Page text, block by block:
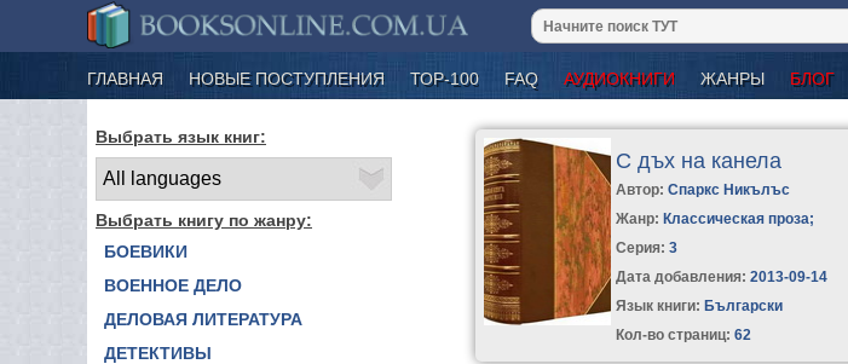
ГЛАВНАЯ НОВЫЕ ПОСТУПЛЕНИЯ ТОР-100 FAQ АУДИОКНИГИ ЖАНРЫ БЛОГ
Выбрать язык книг:
Выбрать книгу по жанру:
БОЕВИКИ
ВОЕННОЕ ДЕЛО
ДЕЛОВАЯ ЛИТЕРАТУРА
ДЕТЕКТИВЫ
С дъх на канела
Автор:Спаркс Никълъс
Жанр: Классическая проза;
Серия:3
Дата добавления: 2013-09-14
Язык книги: Български
Кол-во страниц: 62